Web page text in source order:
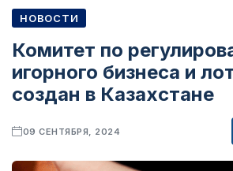
НОВОСТИ
Комитет по
игорного бизнеса и
создан в Казахстане
09 СЕНТЯБРЯ, 2024